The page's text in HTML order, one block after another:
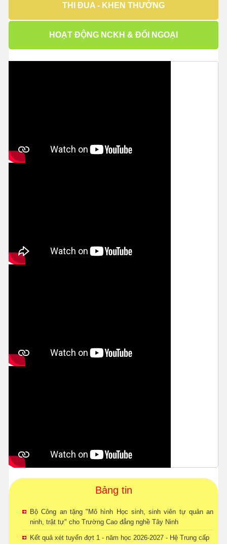
THI ĐUA - KHEN THƯỞNG
HOẠT ĐỘNG NCKH & ĐỐI NGOẠI
Bảng tin
Bộ Công an tặng "Mô hình Học sinh, sinh viên tự quản an
ninh, trật tự" cho Trường Cao đẳng nghề Tây Ninh
Kết quả xét tuyển đợt 1 - năm học 2026-2027 - Hệ Trung cấp